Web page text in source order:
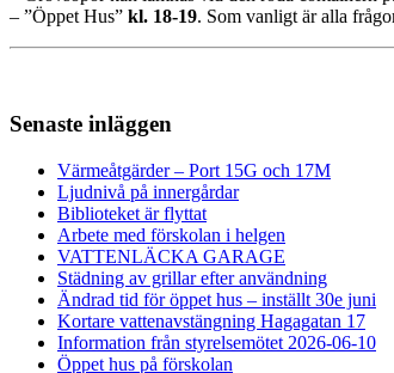
– ”Öppet Hus” kl. 18-19. Som vanligt är alla
Senaste inläggen
Värmeåtgärder – Port 15G och 17M
Ljudnivå på innergårdar
Biblioteket är flyttat
Arbete med förskolan i helgen
VATTENLÄCKA GARAGE
Städning av grillar efter användning
Ändrad tid för öppet hus – inställt 30e juni
Kortare vattenavstängning Hagagatan 17
Information från styrelsemötet 2026-06-10
Öppet hus på förskolan